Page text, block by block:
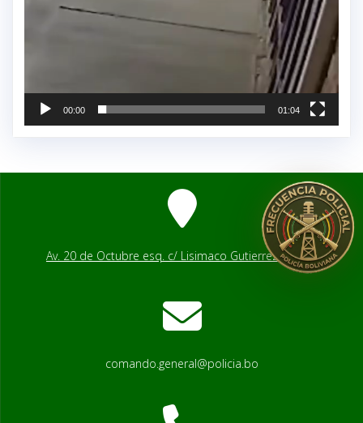
00:00 01:04
Av. 20 de Octubre esq. c/ Lisimaco Gutierrez # 2541
comando.general@policia.bo